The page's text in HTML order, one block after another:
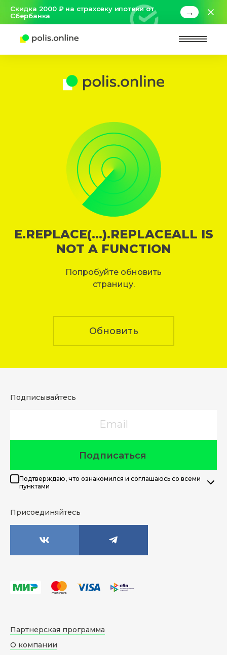
Скидка 2000 ₽ на страховку ипотеки от
Сбербанка
→
E.REPLACE(...).REPLACEALL IS
NOT A FUNCTION
Попробуйте обновить
страницу.
Обновить
Подписывайтесь
Подписаться
Подтверждаю, что ознакомился и соглашаюсь со всеми
пунктами
Присоединяйтесь
Партнерская программа
О компании